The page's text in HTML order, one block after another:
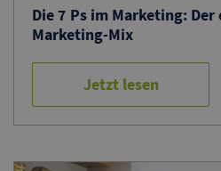
Die 7 Ps im Marketing:
Marketing-Mix
Jetzt lesen